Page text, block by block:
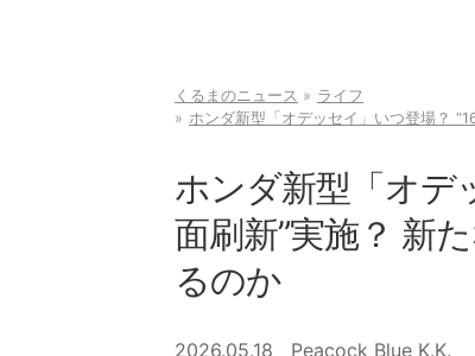
くるまのニュース
ライフ
ホンダ新型「オデッセイ」いつ登場？
ホンダ新型「オデ
面刷新”実施？ 新
るのか
2026.05.18 Peacock Blue K.K.